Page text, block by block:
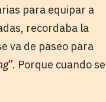
para equipar a
recordaba la
va de paseo para
”. Porque cuando se